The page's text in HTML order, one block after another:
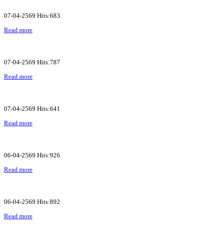
07-04-2569 Hits:683
Read more
07-04-2569 Hits:787
Read more
07-04-2569 Hits:641
Read more
06-04-2569 Hits:926
Read more
06-04-2569 Hits:892
Read more